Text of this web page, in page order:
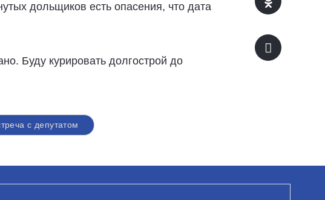
дольщиков есть опасения, что дата
Буду курировать долгострой до
с депутатом